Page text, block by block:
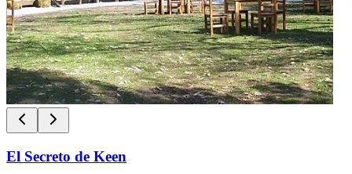
El Secreto de Keen